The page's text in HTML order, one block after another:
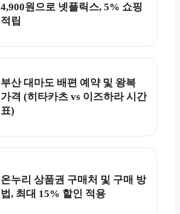
4,900원으로 넷플릭스, 5% 쇼핑
적립
부산 대마도 배편 예약 및 왕복
가격 (히타카츠 vs 이즈하라 시간
표)
온누리 상품권 구매처 및 구매 방
법, 최대 15% 할인 적용